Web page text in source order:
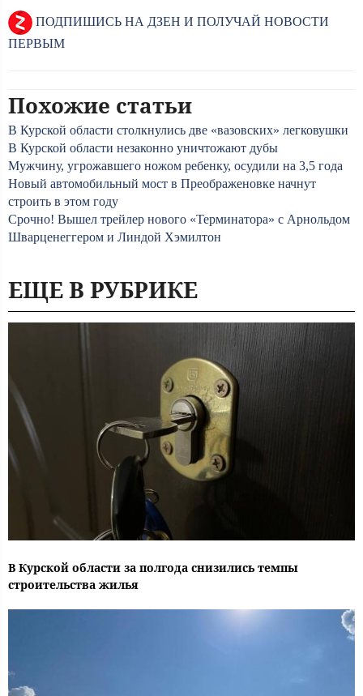
ПОДПИШИСЬ НА ДЗЕН И ПОЛУЧАЙ НОВОСТИ
ПЕРВЫМ
Похожие статьи
В Курской области столкнулись две «вазовских» легковушки
В Курской области незаконно уничтожают дубы
Мужчину, угрожавшего ножом ребенку, осудили на 3,5 года
Новый автомобильный мост в Преображеновке начнут
строить в этом году
Срочно! Вышел трейлер нового «Терминатора» с Арнольдом
Шварценеггером и Линдой Хэмилтон
ЕЩЕ В РУБРИКЕ
В Курской области за полгода снизились темпы
строительства жилья